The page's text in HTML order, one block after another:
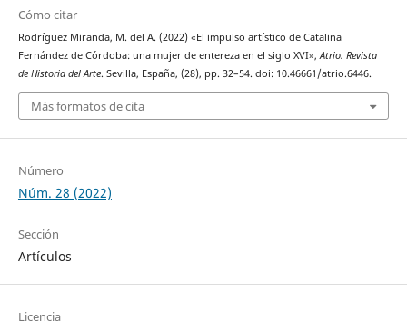
Cómo citar
Rodríguez Miranda, M. del A. (2022) «El impulso artístico de Catalina
Fernández de Córdoba: una mujer de entereza en el siglo XVI»,Atrio. Revista
de Historia del Arte. Sevilla, España, (28), pp. 32–54. doi: 10.46661/atrio.6446.
Más formatos de cita
Número
Núm. 28 (2022)
Sección
Artículos
Licencia